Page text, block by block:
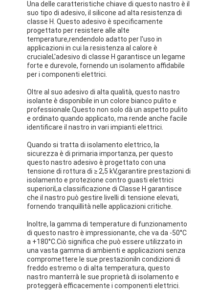
Una delle caratteristiche chiave di questo nastro è il
suo tipo di adesivo, il silicone ad alta resistenza di
classe H. Questo adesivo è specificamente
progettato per resistere alle alte
temperature,rendendolo adatto per l'uso in
applicazioni in cui la resistenza al calore è
crucialeL'adesivo di classe H garantisce un legame
forte e durevole, fornendo un isolamento affidabile
per i componenti elettrici.
Oltre al suo adesivo di alta qualità, questo nastro
isolante è disponibile in un colore bianco pulito e
professionale.Questo non solo dà un aspetto pulito
e ordinato quando applicato, ma rende anche facile
identificare il nastro in vari impianti elettrici.
Quando si tratta di isolamento elettrico, la
sicurezza è di primaria importanza, per questo
questo nastro adesivo è progettato con una
tensione di rottura di ≥ 2,5 kV,garantire prestazioni di
isolamento e protezione contro guasti elettrici
superioriLa classificazione di Classe H garantisce
che il nastro può gestire livelli di tensione elevati,
fornendo tranquillità nelle applicazioni critiche.
Inoltre, la gamma di temperature di funzionamento
di questo nastro è impressionante, che va da -50°C
a +180°C.Ciò significa che può essere utilizzato in
una vasta gamma di ambienti e applicazioni senza
compromettere le sue prestazioniIn condizioni di
freddo estremo o di alta temperatura, questo
nastro manterrà le sue proprietà di isolamento e
proteggerà efficacemente i componenti elettrici.